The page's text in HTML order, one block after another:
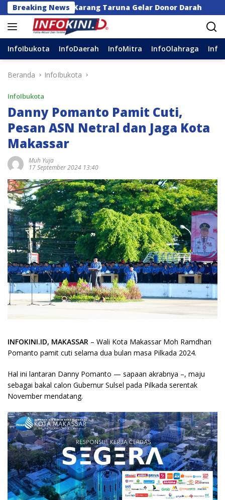
Langsung
ke
konten
Breaking News
dan Karang Taruna Gelar Donor Darah
InfoIbukota InfoDaerah InfoMitra InfoOlahraga
Beranda InfoIbukota
InfoIbukota
Danny Pomanto Pamit Cuti,
Pesan ASN Netral dan Jaga Kota
Makassar
Muh Yuja
17 September 2024 13:40
INFOKINI.ID, MAKASSAR – Wali Kota Makassar Moh Ramdhan
Pomanto pamit cuti selama dua bulan masa Pilkada 2024.
Hal ini lantaran Danny Pomanto — sapaan akrabnya –, maju
sebagai bakal calon Gubernur Sulsel pada Pilkada serentak
November mendatang.